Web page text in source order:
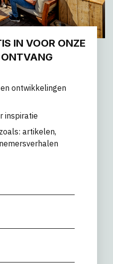
IN VOOR ONZE
ONTVANG
ontwikkelingen
inspiratie
artikelen,